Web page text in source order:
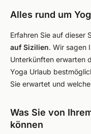
Alles rund um
Erfahren Sie auf dieser
auf Sizilien. Wir sagen
Unterkünften erwarten
Yoga Urlaub
Sie erwartet und
Was Sie von
können